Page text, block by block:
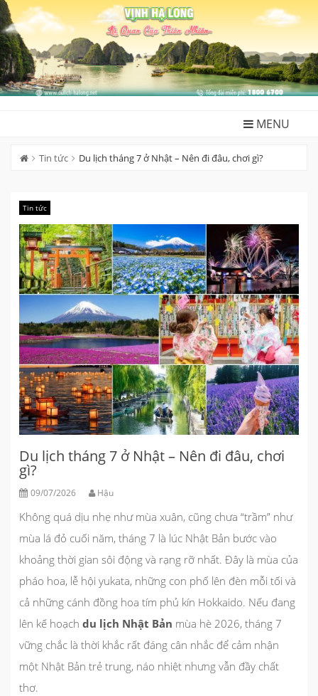
Skip
to
content
MENU
Tin tức Du lịch tháng 7 ở Nhật – Nên đi đâu, chơi gì?
Tin tức
Du lịch tháng 7 ở Nhật – Nên đi đâu, chơi
gì?
09/07/2026 Hậu
Không quá dịu nhẹ như mùa xuân, cũng chưa “trầm” như
mùa lá đỏ cuối năm, tháng 7 là lúc Nhật Bản bước vào
khoảng thời gian sôi động và rạng rỡ nhất. Đây là mùa của
pháo hoa, lễ hội yukata, những con phố lên đèn mỗi tối và
cả những cánh đồng hoa tím phủ kín Hokkaido. Nếu đang
lên kế hoạch du lịch Nhật Bản mùa hè 2026, tháng 7
vững chắc là thời khắc rất đáng cân nhắc để cảm nhận
một Nhật Bản trẻ trung, náo nhiệt nhưng vẫn đầy chất
thơ.